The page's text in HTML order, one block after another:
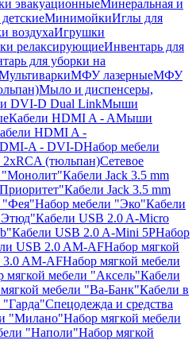
эвакуационныеМинеральная и
МинимойкиИглы для
воздухаИгрушки
релаксирующиеИнвентарь для
для уборки на
МФУ лазерныеМФУ
Мыло и диспенсеры,
DVI-D Dual LinkМыши
Кабели HDMI A - AМыши
HDMI A -
A - DVI-DНабор мебели
2xRCA (тюльпан)Сетевое
"Монолит"Кабели Jack 3.5 mm
Кабели Jack 3.5 mm
"Фея"Набор мебели "Эко"Кабели
Кабели USB 2.0 A-Micro
Кабели USB 2.0 A-Mini 5PНабор
USB 2.0 AM-AFНабор мягкой
3.0 AM-AFНабор мягкой мебели
мягкой мебели "Аксель"Кабели
мебели "Ва-Банк"Кабели в
"Гарда"Спецодежда и средства
"Милано"Набор мягкой мебели
"Наполи"Набор мягкой